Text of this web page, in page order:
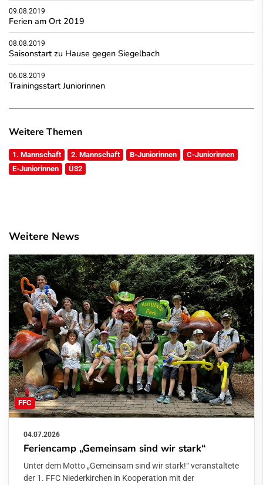
09.08.2019
Ferien am Ort 2019
08.08.2019
Saisonstart zu Hause gegen Siegelbach
06.08.2019
Trainingsstart Juniorinnen
Weitere Themen
1. Mannschaft 2. Mannschaft B-Juniorinnen
C-Juniorinnen
E-Juniorinnen
Ü32
Weitere News
FFC
04.07.2026
Feriencamp „Gemeinsam sind wir stark“
Unter dem Motto „Gemeinsam sind wir stark!“ veranstaltete
der 1. FFC Niederkirchen in Kooperation mit der